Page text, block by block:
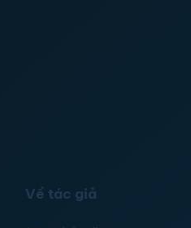
Về tác giả